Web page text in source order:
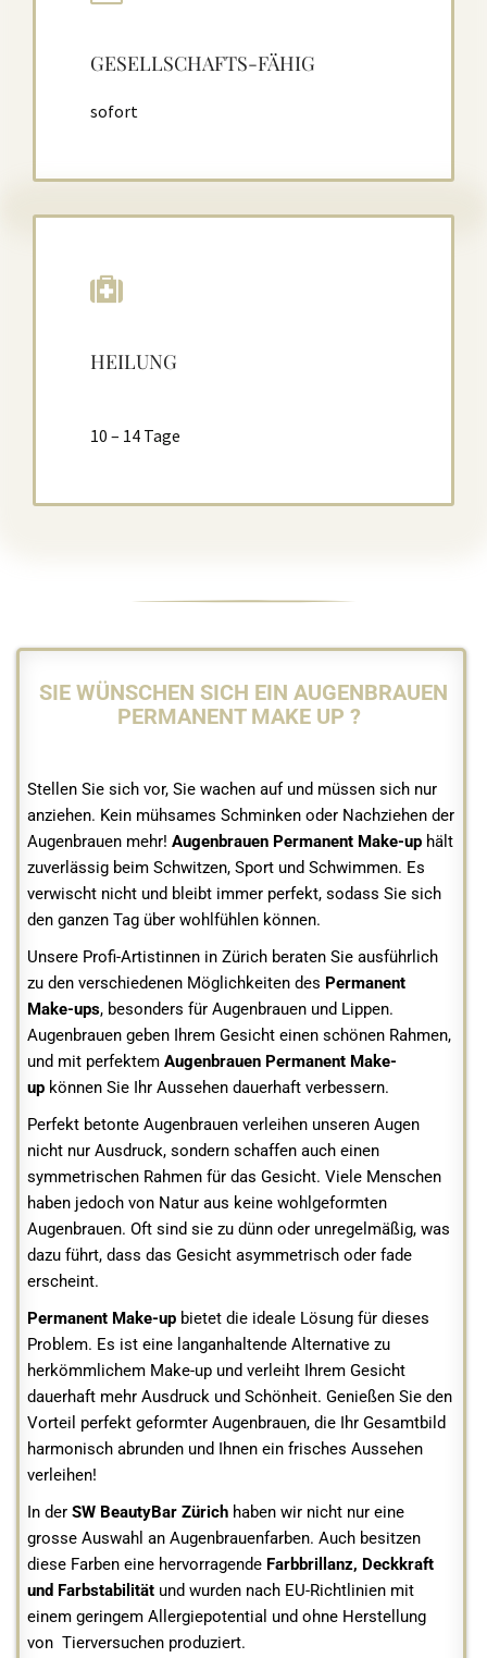
GESELLSCHAFTS-FÄHIG
sofort
HEILUNG
10 – 14 Tage
SIE WÜNSCHEN SICH EIN AUGENBRAUEN
PERMANENT MAKE UP ?
Stellen Sie sich vor, Sie wachen auf und müssen sich nur
anziehen. Kein mühsames Schminken oder Nachziehen der
Augenbrauen mehr! Augenbrauen Permanent Make-up hält
zuverlässig beim Schwitzen, Sport und Schwimmen. Es
verwischt nicht und bleibt immer perfekt, sodass Sie sich
den ganzen Tag über wohlfühlen können.
Unsere Profi-Artistinnen in Zürich beraten Sie ausführlich
zu den verschiedenen Möglichkeiten des Permanent
Make-ups, besonders für Augenbrauen und Lippen.
Augenbrauen geben Ihrem Gesicht einen schönen Rahmen,
und mit perfektem Augenbrauen Permanent Make-
up können Sie Ihr Aussehen dauerhaft verbessern.
Perfekt betonte Augenbrauen verleihen unseren Augen
nicht nur Ausdruck, sondern schaffen auch einen
symmetrischen Rahmen für das Gesicht. Viele Menschen
haben jedoch von Natur aus keine wohlgeformten
Augenbrauen. Oft sind sie zu dünn oder unregelmäßig, was
dazu führt, dass das Gesicht asymmetrisch oder fade
erscheint.
Permanent Make-up bietet die ideale Lösung für dieses
Problem. Es ist eine langanhaltende Alternative zu
herkömmlichem Make-up und verleiht Ihrem Gesicht
dauerhaft mehr Ausdruck und Schönheit. Genießen Sie den
Vorteil perfekt geformter Augenbrauen, die Ihr Gesamtbild
harmonisch abrunden und Ihnen ein frisches Aussehen
verleihen!
In der SW BeautyBar Zürich haben wir nicht nur eine
grosse Auswahl an Augenbrauenfarben. Auch besitzen
diese Farben eine hervorragende Farbbrillanz, Deckkraft
und Farbstabilität und wurden nach EU-Richtlinien mit
einem geringem Allergiepotential und ohne Herstellung
von Tierversuchen produziert.